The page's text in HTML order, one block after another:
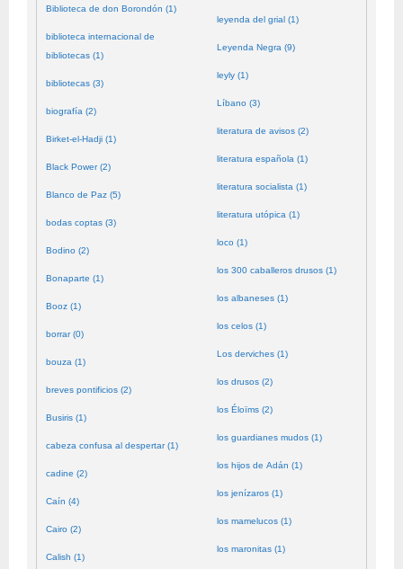
Biblioteca de don Borondón (1)
biblioteca internacional de
bibliotecas (1)
bibliotecas (3)
biografía (2)
Birket-el-Hadji (1)
Black Power (2)
Blanco de Paz (5)
bodas coptas (3)
Bodino (2)
Bonaparte (1)
Booz (1)
borrar (0)
bouza (1)
breves pontificios (2)
Busiris (1)
cabeza confusa al despertar (1)
cadine (2)
Caín (4)
Cairo (2)
Calish (1)
leyenda del grial (1)
Leyenda Negra (9)
leyly (1)
Líbano (3)
literatura de avisos (2)
literatura española (1)
literatura socialista (1)
literatura utópica (1)
loco (1)
los 300 caballeros drusos (1)
los albaneses (1)
los celos (1)
Los derviches (1)
los drusos (2)
los Éloïms (2)
los guardianes mudos (1)
los hijos de Adán (1)
los jenízaros (1)
los mamelucos (1)
los maronitas (1)